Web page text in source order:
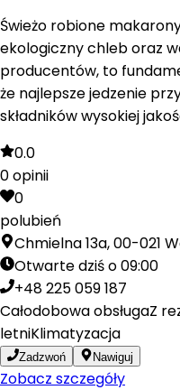
Świeżo robione
ekologiczny chleb oraz
producentów, to
że najlepsze jedzenie
składników wysokiej
0.0
0opinii
0
polubień
Chmielna 13a, 00-021
Otwarte dziś o 09:00
+48 225 059 187
Całodobowa obsługaZ
letniKlimatyzacja
Zadzwoń Nawiguj
Zobacz szczegóły